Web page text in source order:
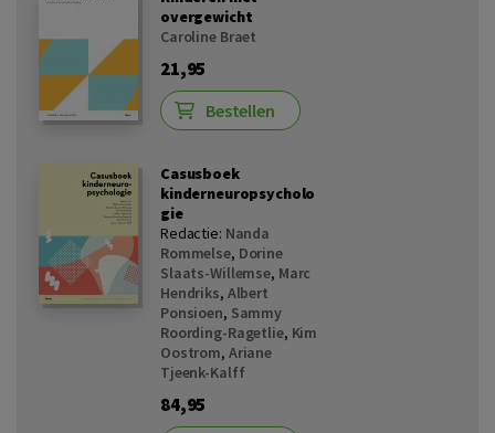
overgewicht
Caroline Braet
21,95
Bestellen
Casusboek
kinderneuropsycholo
gie
Redactie: Nanda
Rommelse, Dorine
Slaats-Willemse, Marc
Hendriks, Albert
Ponsioen, Sammy
Roording-Ragetlie, Kim
Oostrom, Ariane
Tjeenk-Kalff
84,95